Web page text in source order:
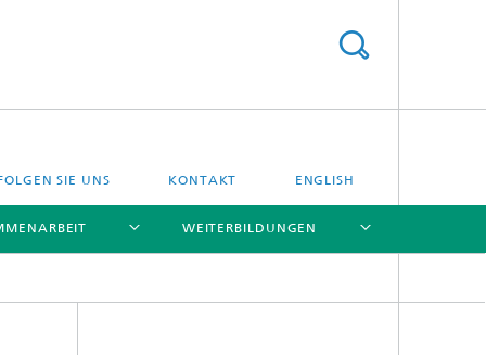
SIE UNS KONTAKT ENGLISH
WEITERBILDUNGEN